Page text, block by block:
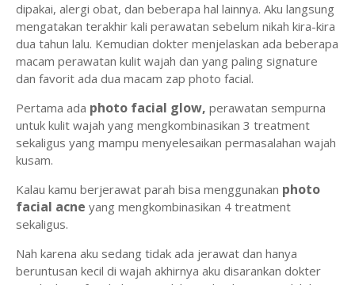
dipakai, alergi obat, dan beberapa hal lainnya. Aku langsung
mengatakan terakhir kali perawatan sebelum nikah kira-kira
dua tahun lalu. Kemudian dokter menjelaskan ada beberapa
macam perawatan kulit wajah dan yang paling signature
dan favorit ada dua macam zap photo facial.
Pertama ada photo facial glow, perawatan sempurna
untuk kulit wajah yang mengkombinasikan 3 treatment
sekaligus yang mampu menyelesaikan permasalahan wajah
kusam.
Kalau kamu berjerawat parah bisa menggunakan photo
facial acne yang mengkombinasikan 4 treatment
sekaligus.
Nah karena aku sedang tidak ada jerawat dan hanya
beruntusan kecil di wajah akhirnya aku disarankan dokter